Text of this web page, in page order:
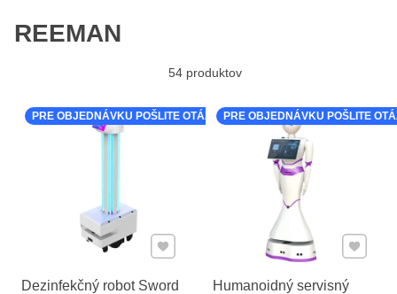
REEMAN
54 produktov
Dezinfekčný robot Sword
PRE OBJEDNÁVKU POŠLITE OTÁZKU K PRODUKTU
Pridať k Obľúbeným
Humanoidný servisný
PRE OBJEDNÁVKU POŠLITE
Pridať